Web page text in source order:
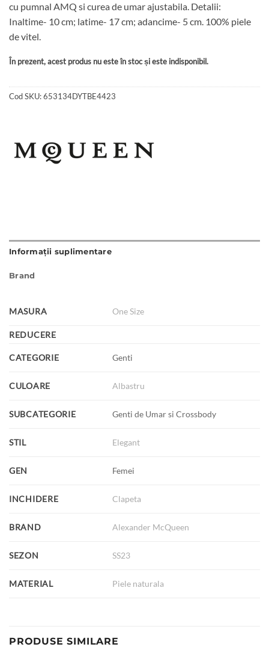
cu pumnal AMQ si curea de umar ajustabila. Detalii:
Inaltime- 10 cm; latime- 17 cm; adancime- 5 cm. 100% piele
de vitel.
În prezent, acest produs nu este în stoc și este indisponibil.
Cod SKU:653134DYTBE4423
Informații suplimentare
Brand
MASURA One Size
REDUCERE
CATEGORIE Genti
CULOARE Albastru
SUBCATEGORIE Genti de Umar si Crossbody
STIL Elegant
GEN Femei
INCHIDERE Clapeta
BRAND Alexander McQueen
SEZON SS23
MATERIAL Piele naturala
PRODUSE SIMILARE